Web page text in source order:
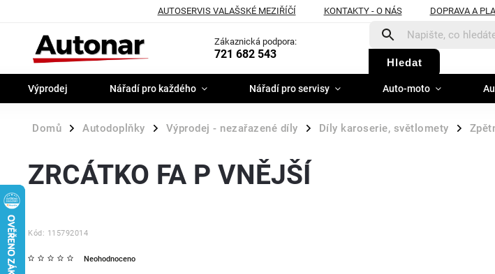
AUTOSERVIS VALAŠSKÉ MEZIŘÍČÍ KONTAKTY - O NÁS DOPRAVA A
Zákaznická podpora:
721 682 543
Hledat
Výprodej Nářadí pro každého Nářadí pro servisy Auto-moto
Domů / Autodoplňky / Výprodej - nezařazené díly / Díly karoserie, světlomety /
ZRCÁTKO FA P VNĚJŠÍ
Kód: 115792014
Neohodnoceno